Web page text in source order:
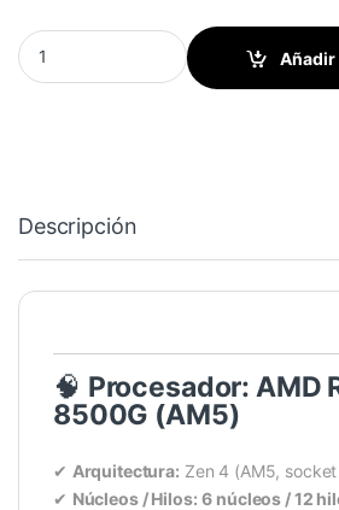
CPU GAMER RYZEN 5 8500G/ MBA
Añadir
Descripción
🧠 Procesador: AMD
8500G (AM5)
✔ Arquitectura: Zen 4 (AM5,
✔ Núcleos / Hilos: 6 núcleos / 12